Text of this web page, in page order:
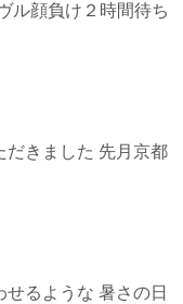
ル顔負け２時間待ち
だきました 先月京都
るような 暑さの日